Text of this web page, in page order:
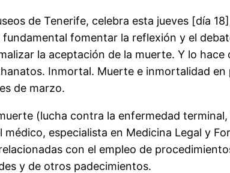
de Tenerife, celebra esta jueves [día
fomentar la reflexión y el
la aceptación de la muerte. Y lo hace
Inmortal. Muerte e inmortalidad en
de marzo.
(lucha contra la enfermedad
médico, especialista en Medicina Legal y
con el empleo de
y de otros padecimientos.